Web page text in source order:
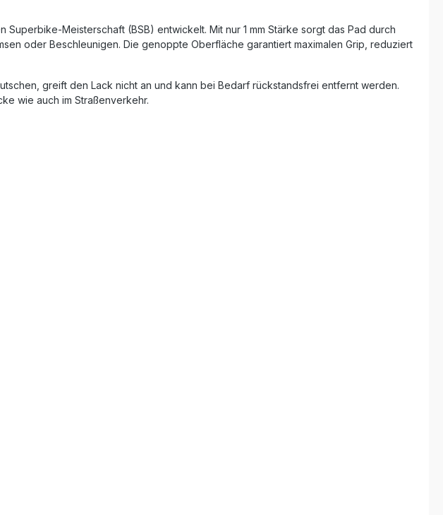
Superbike-Meisterschaft (BSB) entwickelt. Mit nur 1 mm Stärke sorgt das Pad durch
oder Beschleunigen. Die genoppte Oberfläche garantiert maximalen Grip, reduziert
greift den Lack nicht an und kann bei Bedarf rückstandsfrei entfernt werden.
wie auch im Straßenverkehr.